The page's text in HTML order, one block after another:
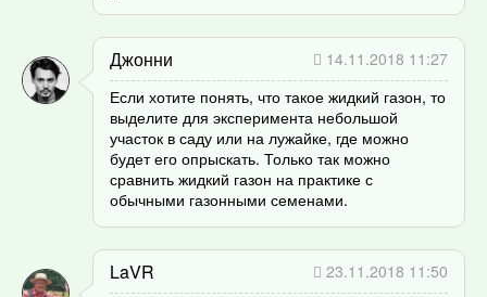
Джонни
14.11.2018 11:27
Если хотите понять, что такое жидкий газон, то
выделите для эксперимента небольшой
участок в саду или на лужайке, где можно
будет его опрыскать. Только так можно
сравнить жидкий газон на практике с
обычными газонными семенами.
LaVR
23.11.2018 11:50